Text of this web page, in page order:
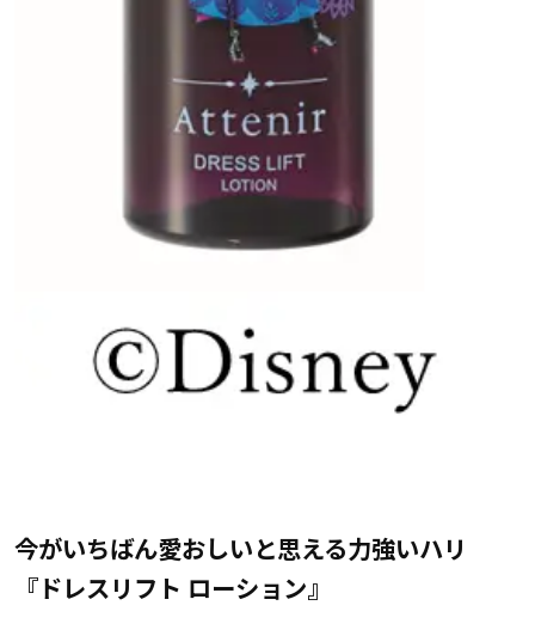
今がいちばん愛おしいと思える力強いハリ
『ドレスリフト ローション』